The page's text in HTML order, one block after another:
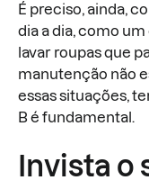
É preciso, ainda,
dia a dia, como
lavar roupas que
manutenção não
essas situações,
B é fundamental.
Invista o